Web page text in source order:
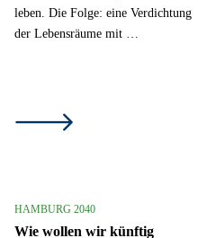
leben. Die Folge: eine Verdichtung
der Lebensräume mit …
HAMBURG 2040
Wie wollen wir künftig